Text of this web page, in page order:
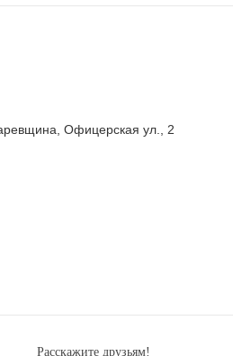
Офицерская ул., 2
Расскажите друзьям!